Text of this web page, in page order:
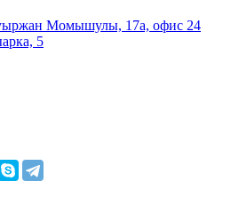
Момышулы, 17а, офис 24
5